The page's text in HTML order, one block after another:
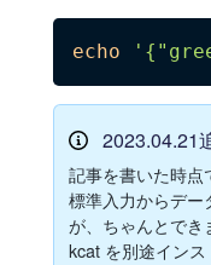
echo
2023.04.21
記事を書いた時
標準入力からデー
が、ちゃんとでき
kcat を別途インス